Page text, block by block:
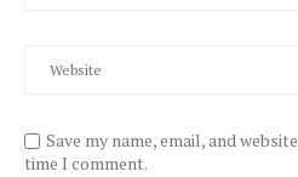
Save my name, email, and
time I comment.